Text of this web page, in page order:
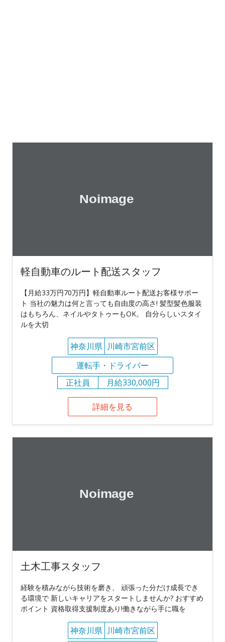
軽自動車のルート配送スタッフ
【月給33万円70万円】軽自動車ルート配送お客様サポー
ト 当社の魅力は何と言っても自由度の高さ! 髪型髪色服装
はもちろん、ネイルやタトゥーもOK。 自分らしいスタイ
ルを大切
神奈川県 川崎市宮前区
運転手・ドライバー
正社員
月給330,000円
詳細を見る
土木工事スタッフ
経験を積みながら技術を磨き、 頑張った分だけ成長でき
る環境で 新しいキャリアをスタートしませんか? おすすめ
ポイント 資格取得支援制度あり!働きながら手に職を
神奈川県 川崎市宮前区